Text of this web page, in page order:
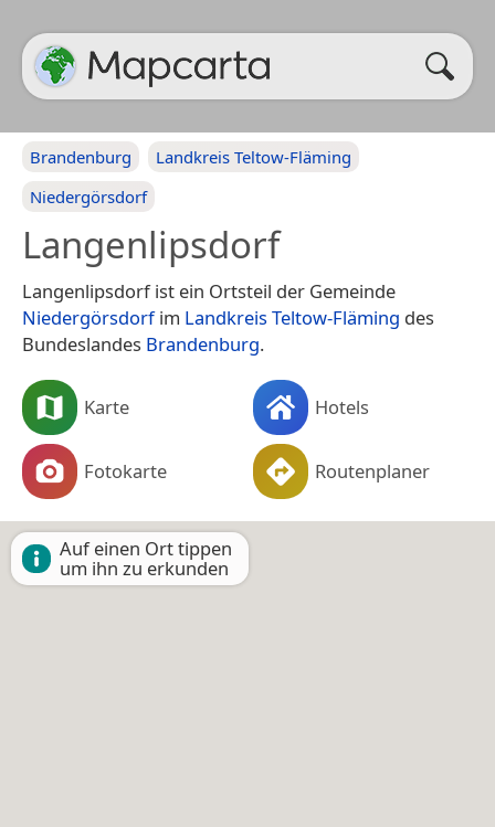
Brandenburg
Landkreis Teltow-Fläming
Niedergörsdorf
Langenlipsdorf
Langenlipsdorf ist ein Ortsteil der Gemeinde
Niedergörsdorfim Landkreis Teltow-Fläming des
Bundeslandes Brandenburg.
Karte Hotels
Fotokarte Routenplaner
Auf einen Ort tippen
um ihn zu erkunden